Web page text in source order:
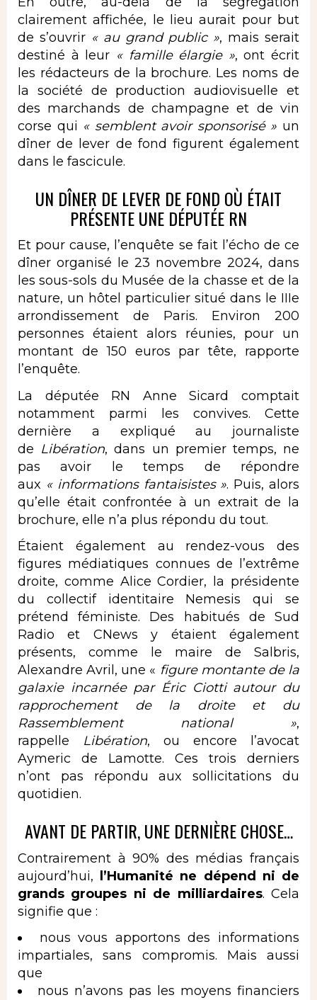
clairement affichée, le lieu aurait pour but
de s’ouvrir « au grand public », mais serait
destiné à leur « famille élargie », ont écrit
les rédacteurs de la brochure. Les noms de
la société de production audiovisuelle et
des marchands de champagne et de vin
corse qui « semblent avoir sponsorisé » un
dîner de lever de fond figurent également
dans le fascicule.
UN DÎNER DE LEVER DE FOND OÙ ÉTAIT
PRÉSENTE UNE DÉPUTÉE RN
Et pour cause, l’enquête se fait l’écho de ce
dîner organisé le 23 novembre 2024, dans
les sous-sols du Musée de la chasse et de la
nature, un hôtel particulier situé dans le IIIe
arrondissement de Paris. Environ 200
personnes étaient alors réunies, pour un
montant de 150 euros par tête, rapporte
l’enquête.
La députée RN Anne Sicard comptait
notamment parmi les convives. Cette
dernière a expliqué au journaliste
de Libération, dans un premier temps, ne
pas avoir le temps de répondre
aux « informations fantaisistes ». Puis, alors
qu’elle était confrontée à un extrait de la
brochure, elle n’a plus répondu du tout.
Étaient également au rendez-vous des
figures médiatiques connues de l’extrême
droite, comme Alice Cordier, la présidente
du collectif identitaire Nemesis qui se
prétend féministe. Des habitués de Sud
Radio et CNews y étaient également
présents, comme le maire de Salbris,
Alexandre Avril, une « figure montante de la
galaxie incarnée par Éric Ciotti autour du
rapprochement de la droite et du
Rassemblement national »,
rappelle Libération, ou encore l’avocat
Aymeric de Lamotte. Ces trois derniers
n’ont pas répondu aux sollicitations du
quotidien.
AVANT DE PARTIR, UNE DERNIÈRE CHOSE…
Contrairement à 90% des médias français
aujourd’hui,
l’Humanité ne dépend ni de
grands groupes ni de milliardaires. Cela
signifie que :
nous vous apportons des informations
impartiales, sans compromis. Mais aussi
que
nous n’avons pas les moyens financiers